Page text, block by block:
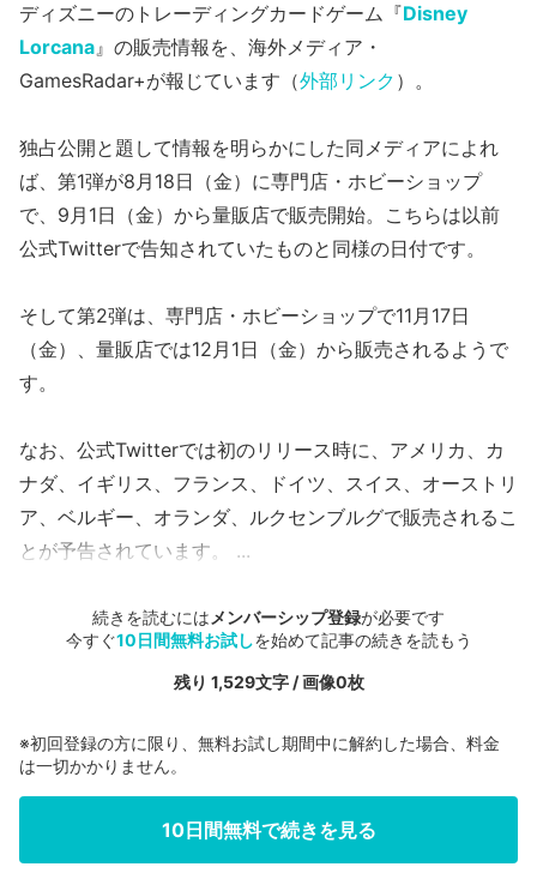
ディズニーのトレーディングカードゲーム『Disney
Lorcana』の販売情報を、海外メディア・
GamesRadar+が報じています（外部リンク ）。
独占公開と題して情報を明らかにした同メディアによれ
ば、第1弾が8月18日（金）に専門店・ホビーショップ
で、9月1日（金）から量販店で販売開始。こちらは以前
公式Twitterで告知されていたものと同様の日付です。
そして第2弾は、専門店・ホビーショップで11月17日
（金）、量販店では12月1日（金）から販売されるようで
す。
なお、公式Twitterでは初のリリース時に、アメリカ、カ
ナダ、イギリス、フランス、ドイツ、スイス、オーストリ
ア、ベルギー、オランダ、ルクセンブルグで販売されるこ
とが予告されています。 ...
続きを読むには メンバーシップ登録が必要です
今すぐ10日間無料お試しを始めて記事の続きを読もう
残り 1,529文字 / 画像0枚
※初回登録の方に限り、無料お試し期間中に解約した場合、料金
は一切かかりません。
10日間無料で続きを見る